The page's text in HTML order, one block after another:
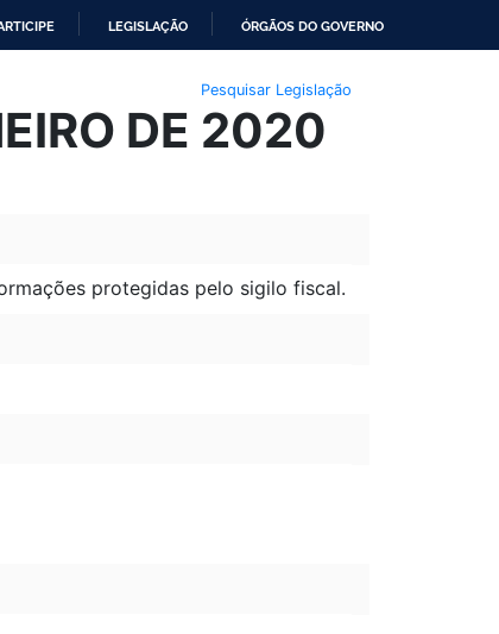
LEGISLAÇÃO ÓRGÃOS DO GOVERNO
Pesquisar Legislação
DE 2020
protegidas pelo sigilo fiscal.